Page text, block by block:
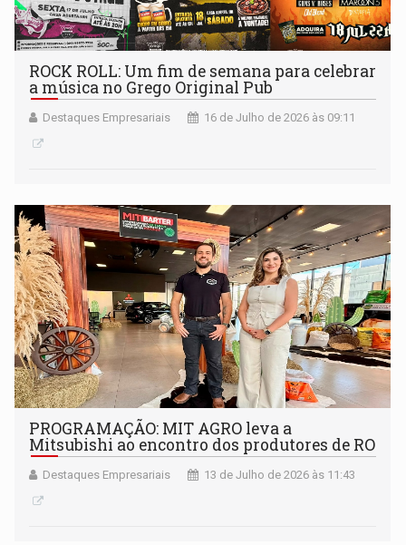
ROCK ROLL: Um fim de semana para celebrar
a música no Grego Original Pub
Destaques Empresariais 16 de Julho de 2026 às 09:11
PROGRAMAÇÃO: MIT AGRO leva a
Mitsubishi ao encontro dos produtores de RO
Destaques Empresariais 13 de Julho de 2026 às 11:43